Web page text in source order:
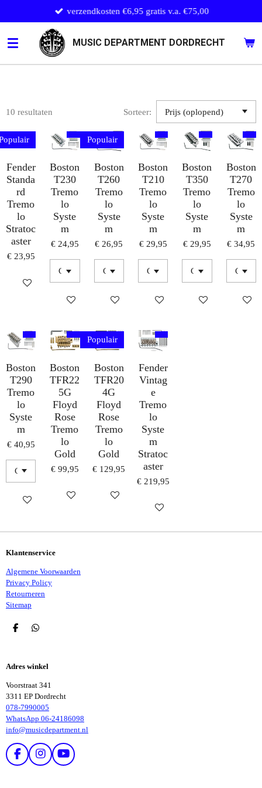
direct
naar
de
hoofdinhoud
MUSIC DEPARTMENT DORDRECHT
verzendkosten €6,95 gratis v.a. €75,00
10 resultaten Sorteer:
Fender
Standa
rd
Tremo
lo
Stratoc
aster
€ 23,95
IN WINKELWAGEN
Boston
T230
Tremo
lo
Syste
m
€ 24,95
IN WINKELWAGEN
Populair
Boston
T260
Tremo
lo
Syste
m
€ 26,95
IN WINKELWAGEN
Boston
T210
Tremo
lo
Syste
m
€ 29,95
IN WINKELWAGEN
Boston
T350
Tremo
lo
Syste
m
€ 29,95
IN
Boston
T270
Tremo
lo
Syste
m
€ 34,95
IN
Boston
T290
Tremo
lo
Syste
m
€ 40,95
IN WINKELWAGEN
Boston
TFR22
5G
Floyd
Rose
Tremo
lo
Gold
€ 99,95
IN WINKELWAGEN
Populair
Boston
TFR20
4G
Floyd
Rose
Tremo
lo
Gold
€ 129,95
IN WINKELWAGEN
Fender
Vintag
e
Tremo
lo
Syste
m
Stratoc
aster
€ 219,95
IN WINKELWAGEN
Klantenservice
Algemene Voorwaarden
Privacy Policy
Retourneren
Sitemap
D
N
D
N
Adres winkel
Voorstraat 341
3311 EP Dordrecht
078-7990005
WhatsApp 06-24186098
info@musicdepartment.nl
F
I
Y